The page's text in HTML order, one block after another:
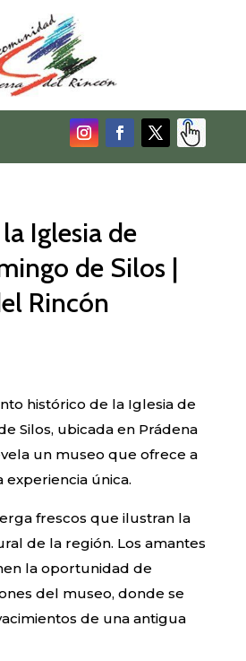
Iglesia de
de Silos |
Rincón
histórico de la Iglesia de
Silos, ubicada en Prádena
un museo que ofrece a
experiencia única.
frescos que ilustran la
de la región. Los amantes
la oportunidad de
del museo, donde se
de una antigua